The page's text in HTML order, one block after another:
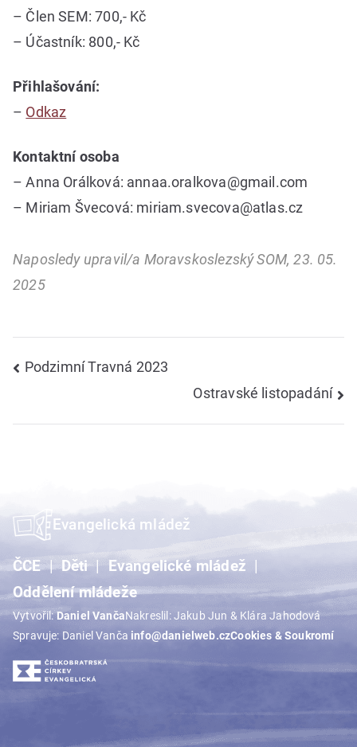
– Člen SEM: 700,- Kč
– Účastník: 800,- Kč
Přihlašování:
– Odkaz
Kontaktní osoba
– Anna Orálková: annaa.oralkova@gmail.com
– Miriam Švecová: miriam.svecova@atlas.cz
Naposledy upravil/a Moravskoslezský SOM, 23. 05.
2025
Navigace
Podzimní Travná 2023
Ostravské listopadání
Evangelická mládež
ČCE Děti
Evangelické mládež
Oddělení mládeže
Vytvořil:Daniel VančaNakreslil: Jakub Jun & Klára Jahodová
Spravuje: Daniel Vanča info@danielweb.czCookies & Soukromí